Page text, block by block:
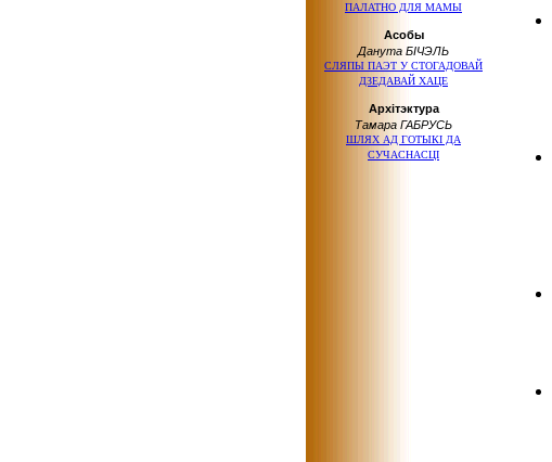
ПАЛАТНО ДЛЯ МАМЫ
Асобы
Данута БІЧЭЛЬ
СЛЯПЫ ПАЭТ У СТОГАДОВАЙ
ДЗЕДАВАЙ ХАЦЕ
Архітэктура
Тамара ГАБРУСЬ
ШЛЯХ АД ГОТЫКІ ДА
СУЧАСНАСЦІ